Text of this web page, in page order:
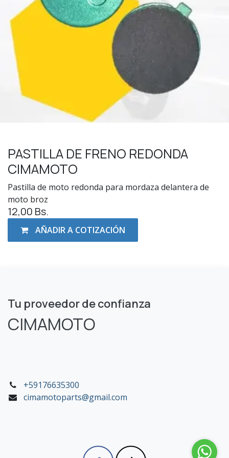
PASTILLA DE FRENO REDONDA
CIMAMOTO
Pastilla de moto redonda para mordaza delantera de
moto broz
12,00 Bs.
AÑADIR A COTIZACIÓN
Tu proveedor de confianza
CIMAMOTO
+59176635300
cimamotoparts@gmail.com